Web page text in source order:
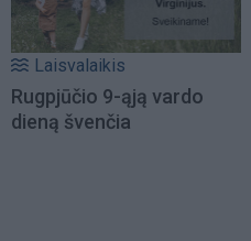
Laisvalaikis
Rugpjūčio 9-ąją vardo
dieną švenčia